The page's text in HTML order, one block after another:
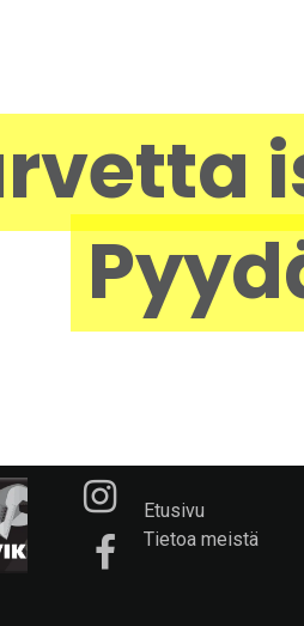
Etusivu
Tietoa meistä